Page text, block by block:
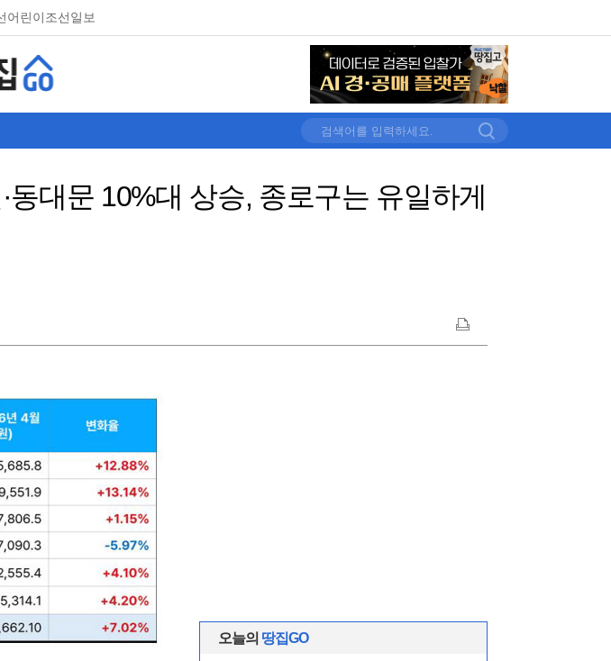
어린이조선일보
대문 10%대 상승, 종로구는 유일하게
오늘의 땅집GO